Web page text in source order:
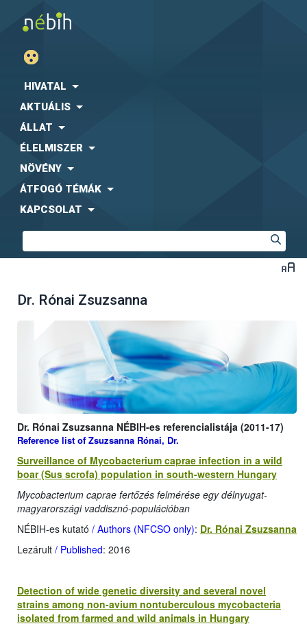
HIVATAL
AKTUÁLIS
ÁLLAT
ÉLELMISZER
NÖVÉNY
ÁTFOGÓ TÉMÁK
KAPCSOLAT
Dr. Rónai Zsuzsanna
Dr. Rónai Zsuzsanna NÉBIH-es referencialistája (2011-17)
Reference list of Zsuzsanna Rónai, Dr.
Surveillance of Mycobacterium caprae infection in a wild
boar (Sus scrofa) population in south-western Hungary
Mycobacterium caprae fertőzés felmérése egy délnyugat-
magyarországi vaddisznó-populációban
NÉBIH-es kutató / Authors (NFCSO only): Dr. Rónai Zsuzsanna
Lezárult / Published: 2016
Detection of wide genetic diversity and several novel
strains among non-avium nontuberculous mycobacteria
isolated from farmed and wild animals in Hungary